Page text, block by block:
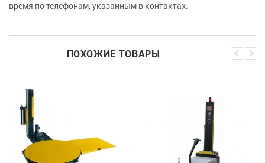
время по телефонам, указанным в контактах.
ПОХОЖИЕ ТОВАРЫ